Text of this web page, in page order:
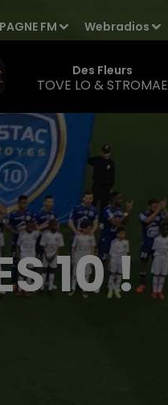
FM Webradios
Des Fleurs
TOVE LO & STROMAE
10 !